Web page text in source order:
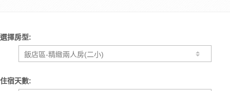
選擇房型:
住宿天數: